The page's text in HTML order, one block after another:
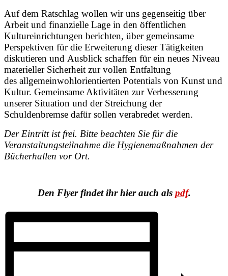
Auf dem Ratschlag wollen wir uns gegenseitig über
Arbeit und finanzielle Lage in den öffentlichen
Kultureinrichtungen berichten, über gemeinsame
Perspektiven für die Erweiterung dieser Tätigkeiten
diskutieren und Ausblick schaffen für ein neues Niveau
materieller Sicherheit zur vollen Entfaltung
des allgemeinwohlorientierten Potentials von Kunst und
Kultur. Gemeinsame Aktivitäten zur Verbesserung
unserer Situation und der Streichung der
Schuldenbremse dafür sollen verabredet werden.
Der Eintritt ist frei. Bitte beachten Sie für die
Veranstaltungsteilnahme die Hygienemaßnahmen der
Bücherhallen vor Ort.
Den Flyer findet ihr hier auch als pdf.